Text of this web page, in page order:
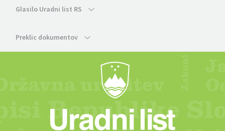
Glasilo Uradni list RS
Preklic dokumentov